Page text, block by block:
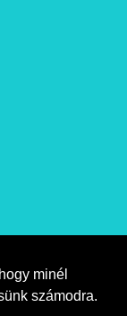
minél
számodra.partner